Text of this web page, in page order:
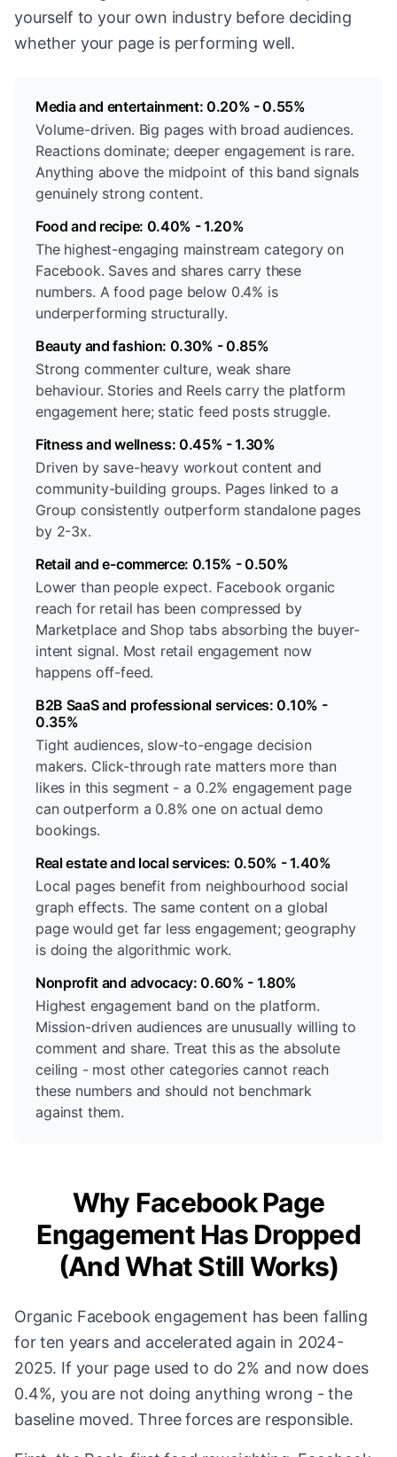
yourself to your own industry before deciding
whether your page is performing well.
Media and entertainment: 0.20% - 0.55%
Volume-driven. Big pages with broad audiences.
Reactions dominate; deeper engagement is rare.
Anything above the midpoint of this band signals
genuinely strong content.
Food and recipe: 0.40% - 1.20%
The highest-engaging mainstream category on
Facebook. Saves and shares carry these
numbers. A food page below 0.4% is
underperforming structurally.
Beauty and fashion: 0.30% - 0.85%
Strong commenter culture, weak share
behaviour. Stories and Reels carry the platform
engagement here; static feed posts struggle.
Fitness and wellness: 0.45% - 1.30%
Driven by save-heavy workout content and
community-building groups. Pages linked to a
Group consistently outperform standalone pages
by 2-3x.
Retail and e-commerce: 0.15% - 0.50%
Lower than people expect. Facebook organic
reach for retail has been compressed by
Marketplace and Shop tabs absorbing the buyer-
intent signal. Most retail engagement now
happens off-feed.
B2B SaaS and professional services: 0.10% -
0.35%
Tight audiences, slow-to-engage decision
makers. Click-through rate matters more than
likes in this segment - a 0.2% engagement page
can outperform a 0.8% one on actual demo
bookings.
Real estate and local services: 0.50% - 1.40%
Local pages benefit from neighbourhood social
graph effects. The same content on a global
page would get far less engagement; geography
is doing the algorithmic work.
Nonprofit and advocacy: 0.60% - 1.80%
Highest engagement band on the platform.
Mission-driven audiences are unusually willing to
comment and share. Treat this as the absolute
ceiling - most other categories cannot reach
these numbers and should not benchmark
against them.
Why Facebook Page
Engagement Has Dropped
(And What Still Works)
Organic Facebook engagement has been falling
for ten years and accelerated again in 2024-
2025. If your page used to do 2% and now does
0.4%, you are not doing anything wrong - the
baseline moved. Three forces are responsible.